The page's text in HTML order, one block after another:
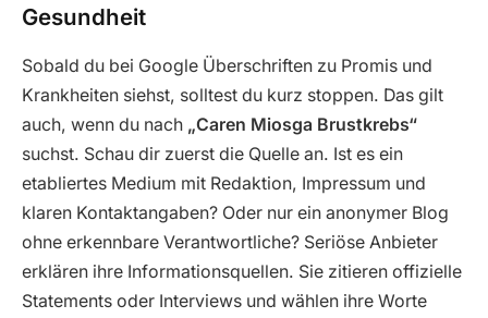
Gesundheit
Sobald du bei Google Überschriften zu Promis und
Krankheiten siehst, solltest du kurz stoppen. Das gilt
auch, wenn du nach „Caren Miosga Brustkrebs“
suchst. Schau dir zuerst die Quelle an. Ist es ein
etabliertes Medium mit Redaktion, Impressum und
klaren Kontaktangaben? Oder nur ein anonymer Blog
ohne erkennbare Verantwortliche? Seriöse Anbieter
erklären ihre Informationsquellen. Sie zitieren offizielle
Statements oder Interviews und wählen ihre Worte